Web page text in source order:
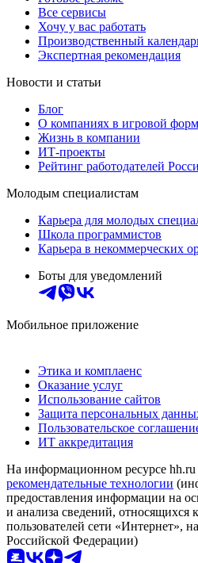
Все сервисы
Хочу у вас работать
Производственный
Экспертная рекомендация
Новости и статьи
Блог
О компаниях в игровой
Жизнь в компании
ИТ-проекты
Рейтинг работодателей
Молодым специалистам
Карьера для молодых
Школа программистов
Карьера в некоммерческих
Боты для уведомлений
Мобильное приложение
Этика и комплаенс
Оказание услуг
Использование сайтов
Защита персональных
Пользовательское
ИТ аккредитация
На информационном ресурсе hh.ru
рекомендательные технологии
предоставления информации на
и анализа сведений, относящихся
пользователей сети «Интернет»,
Российской Федерации)